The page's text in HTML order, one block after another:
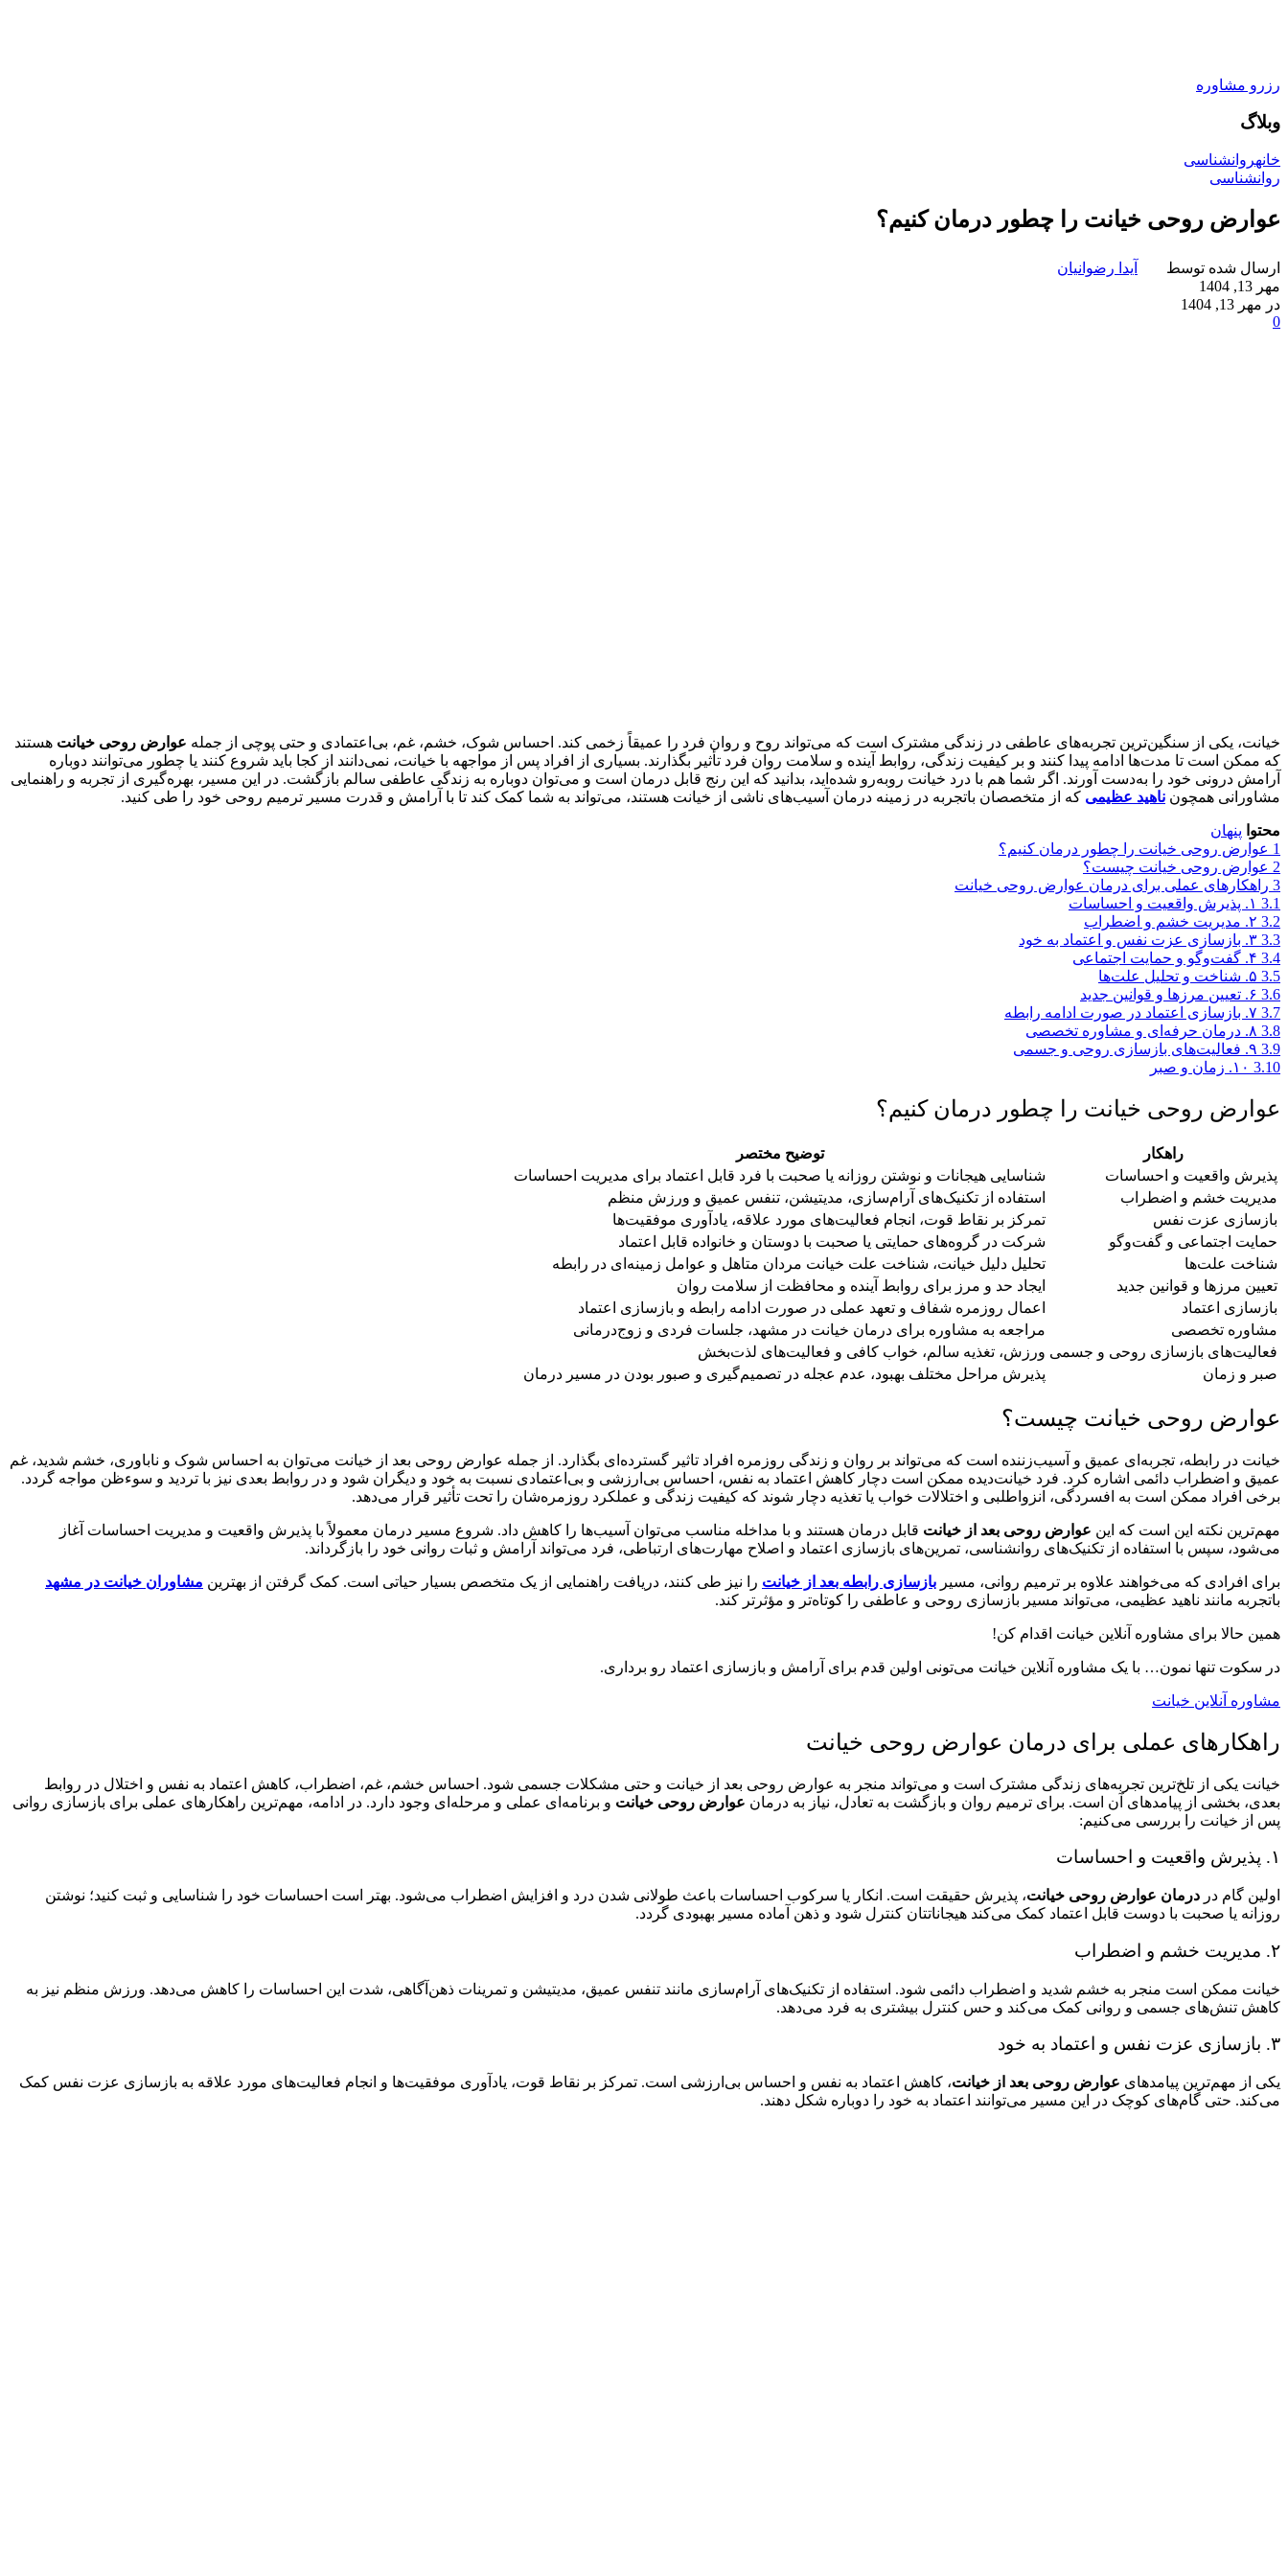
رزرو مشاوره
وبلاگ
خانهروانشناسی
روانشناسی
عوارض روحی خیانت را چطور درمان کنیم؟
ارسال شده توسط
آیدا رضوانیان
مهر 13, 1404
در مهر 13, 1404
0
خیانت، یکی از سنگین‌ترین تجربه‌های عاطفی در زندگی مشترک است که می‌تواند روح و روان فرد را عمیقاً زخمی کند. احساس شوک، خشم، غم، بی‌اعتمادی و حتی پوچی از جمله عوارض روحی خیانت هستند
که ممکن است تا مدت‌ها ادامه پیدا کنند و بر کیفیت زندگی، روابط آینده و سلامت روان فرد تأثیر بگذارند. بسیاری از افراد پس از مواجهه با خیانت، نمی‌دانند از کجا باید شروع کنند یا چطور می‌توانند دوباره
آرامش درونی خود را به‌دست آورند. اگر شما هم با درد خیانت روبه‌رو شده‌اید، بدانید که این رنج قابل درمان است و می‌توان دوباره به زندگی عاطفی سالم بازگشت. در این مسیر، بهره‌گیری از تجربه و راهنمایی
مشاورانی همچون ناهید عظیمی که از متخصصان باتجربه در زمینه درمان آسیب‌های ناشی از خیانت هستند، می‌تواند به شما کمک کند تا با آرامش و قدرت مسیر ترمیم روحی خود را طی کنید.
محتوا پنهان
1 عوارض روحی خیانت را چطور درمان کنیم؟
2 عوارض روحی خیانت چیست؟
3 راهکارهای عملی برای درمان عوارض روحی خیانت
3.1 ۱. پذیرش واقعیت و احساسات
3.2 ۲. مدیریت خشم و اضطراب
3.3 ۳. بازسازی عزت نفس و اعتماد به خود
3.4 ۴. گفت‌وگو و حمایت اجتماعی
3.5 ۵. شناخت و تحلیل علت‌ها
3.6 ۶. تعیین مرزها و قوانین جدید
3.7 ۷. بازسازی اعتماد در صورت ادامه رابطه
3.8 ۸. درمان حرفه‌ای و مشاوره تخصصی
3.9 ۹. فعالیت‌های بازسازی روحی و جسمی
3.10 ۱۰. زمان و صبر
عوارض روحی خیانت را چطور درمان کنیم؟
راهکار
توضیح مختصر
پذیرش واقعیت و احساسات
شناسایی هیجانات و نوشتن روزانه یا صحبت با فرد قابل اعتماد برای مدیریت احساسات
مدیریت خشم و اضطراب
استفاده از تکنیک‌های آرام‌سازی، مدیتیشن، تنفس عمیق و ورزش منظم
بازسازی عزت نفس
تمرکز بر نقاط قوت، انجام فعالیت‌های مورد علاقه، یادآوری موفقیت‌ها
حمایت اجتماعی و گفت‌وگو
شرکت در گروه‌های حمایتی یا صحبت با دوستان و خانواده قابل اعتماد
شناخت علت‌ها
تحلیل دلیل خیانت، شناخت علت خیانت مردان متاهل و عوامل زمینه‌ای در رابطه
تعیین مرزها و قوانین جدید
ایجاد حد و مرز برای روابط آینده و محافظت از سلامت روان
بازسازی اعتماد
اعمال روزمره شفاف و تعهد عملی در صورت ادامه رابطه و بازسازی اعتماد
مشاوره تخصصی
مراجعه به مشاوره برای درمان خیانت در مشهد، جلسات فردی و زوج‌درمانی
فعالیت‌های بازسازی روحی و جسمی ورزش، تغذیه سالم، خواب کافی و فعالیت‌های لذت‌بخش
صبر و زمان
پذیرش مراحل مختلف بهبود، عدم عجله در تصمیم‌گیری و صبور بودن در مسیر درمان
عوارض روحی خیانت چیست؟
خیانت در رابطه، تجربه‌ای عمیق و آسیب‌زننده است که می‌تواند بر روان و زندگی روزمره افراد تاثیر گسترده‌ای بگذارد. از جمله عوارض روحی بعد از خیانت می‌توان به احساس شوک و ناباوری، خشم شدید، غم
عمیق و اضطراب دائمی اشاره کرد. فرد خیانت‌دیده ممکن است دچار کاهش اعتماد به نفس، احساس بی‌ارزشی و بی‌اعتمادی نسبت به خود و دیگران شود و در روابط بعدی نیز با تردید و سوءظن مواجه گردد.
برخی افراد ممکن است به افسردگی، انزواطلبی و اختلالات خواب یا تغذیه دچار شوند که کیفیت زندگی و عملکرد روزمره‌شان را تحت تأثیر قرار می‌دهد.
مهم‌ترین نکته این است که این عوارض روحی بعد از خیانت قابل درمان هستند و با مداخله مناسب می‌توان آسیب‌ها را کاهش داد. شروع مسیر درمان معمولاً با پذیرش واقعیت و مدیریت احساسات آغاز
می‌شود، سپس با استفاده از تکنیک‌های روانشناسی، تمرین‌های بازسازی اعتماد و اصلاح مهارت‌های ارتباطی، فرد می‌تواند آرامش و ثبات روانی خود را بازگرداند.
برای افرادی که می‌خواهند علاوه بر ترمیم روانی، مسیر بازسازی رابطه بعد از خیانت را نیز طی کنند، دریافت راهنمایی از یک متخصص بسیار حیاتی است. کمک گرفتن از بهترین مشاوران خیانت در مشهد
باتجربه مانند ناهید عظیمی، می‌تواند مسیر بازسازی روحی و عاطفی را کوتاه‌تر و مؤثرتر کند.
همین حالا برای مشاوره آنلاین خیانت اقدام کن!
در سکوت تنها نمون… با یک مشاوره آنلاین خیانت می‌تونی اولین قدم برای آرامش و بازسازی اعتماد رو برداری.
مشاوره آنلاین خیانت
راهکارهای عملی برای درمان عوارض روحی خیانت
خیانت یکی از تلخ‌ترین تجربه‌های زندگی مشترک است و می‌تواند منجر به عوارض روحی بعد از خیانت و حتی مشکلات جسمی شود. احساس خشم، غم، اضطراب، کاهش اعتماد به نفس و اختلال در روابط
بعدی، بخشی از پیامدهای آن است. برای ترمیم روان و بازگشت به تعادل، نیاز به درمان عوارض روحی خیانت و برنامه‌ای عملی و مرحله‌ای وجود دارد. در ادامه، مهم‌ترین راهکارهای عملی برای بازسازی روانی
پس از خیانت را بررسی می‌کنیم:
۱. پذیرش واقعیت و احساسات
اولین گام در درمان عوارض روحی خیانت، پذیرش حقیقت است. انکار یا سرکوب احساسات باعث طولانی شدن درد و افزایش اضطراب می‌شود. بهتر است احساسات خود را شناسایی و ثبت کنید؛ نوشتن
روزانه یا صحبت با دوست قابل اعتماد کمک می‌کند هیجاناتتان کنترل شود و ذهن آماده مسیر بهبودی گردد.
۲. مدیریت خشم و اضطراب
خیانت ممکن است منجر به خشم شدید و اضطراب دائمی شود. استفاده از تکنیک‌های آرام‌سازی مانند تنفس عمیق، مدیتیشن و تمرینات ذهن‌آگاهی، شدت این احساسات را کاهش می‌دهد. ورزش منظم نیز به
کاهش تنش‌های جسمی و روانی کمک می‌کند و حس کنترل بیشتری به فرد می‌دهد.
۳. بازسازی عزت نفس و اعتماد به خود
یکی از مهم‌ترین پیامدهای عوارض روحی بعد از خیانت، کاهش اعتماد به نفس و احساس بی‌ارزشی است. تمرکز بر نقاط قوت، یادآوری موفقیت‌ها و انجام فعالیت‌های مورد علاقه به بازسازی عزت نفس کمک
می‌کند. حتی گام‌های کوچک در این مسیر می‌توانند اعتماد به خود را دوباره شکل دهند.